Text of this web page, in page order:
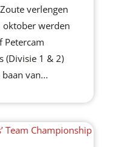
verlengen
oktober werden
Petercam
(Divisie 1 & 2)
van...